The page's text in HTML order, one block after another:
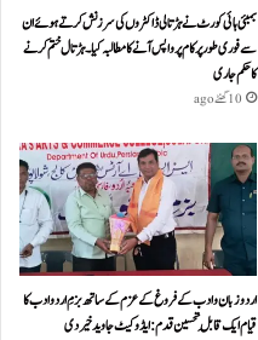
بمبئی ہائی کورٹ نے ہڑتالی ڈاکٹروں کی سرزنش کرتے ہوئے ان
سے فوری طور پر کام پر واپس آنے کا مطالبہ کیا۔ہڑتال ختم کرنے
کا حکم جاری
10 گھنٹے ago
اردو زبان و ادب کے فروغ کے عزم کے ساتھ بزمِ اردو ادب کا
قیام ایک قابلِ تحسین قدم : ایڈوکیٹ جاوید خیردی